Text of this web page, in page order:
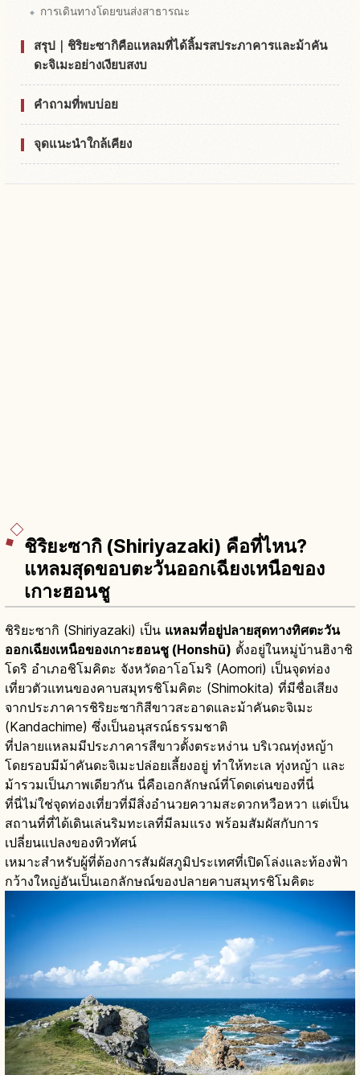
การเดินทางโดยขนส่งสาธารณะ
สรุป｜ชิริยะซากิคือแหลมที่ได้ลิ้มรสประภาคารและม้าคัน
ดะจิเมะอย่างเงียบสงบ
คำถามที่พบบ่อย
จุดแนะนำใกล้เคียง
ชิริยะซากิ (Shiriyazaki) คือที่ไหน?
แหลมสุดขอบตะวันออกเฉียงเหนือของ
เกาะฮอนชู
ชิริยะซากิ (Shiriyazaki) เป็น แหลมที่อยู่ปลายสุดทางทิศตะวัน
ออกเฉียงเหนือของเกาะฮอนชู (Honshū) ตั้งอยู่ในหมู่บ้านฮิงาชิ
โดริ อำเภอชิโมคิตะ จังหวัดอาโอโมริ (Aomori) เป็นจุดท่อง
เที่ยวตัวแทนของคาบสมุทรชิโมคิตะ (Shimokita) ที่มีชื่อเสียง
จากประภาคารชิริยะซากิสีขาวสะอาดและม้าคันดะจิเมะ
(Kandachime) ซึ่งเป็นอนุสรณ์ธรรมชาติ
ที่ปลายแหลมมีประภาคารสีขาวตั้งตระหง่าน บริเวณทุ่งหญ้า
โดยรอบมีม้าคันดะจิเมะปล่อยเลี้ยงอยู่ ทำให้ทะเล ทุ่งหญ้า และ
ม้ารวมเป็นภาพเดียวกัน นี่คือเอกลักษณ์ที่โดดเด่นของที่นี่
ที่นี่ไม่ใช่จุดท่องเที่ยวที่มีสิ่งอำนวยความสะดวกหวือหวา แต่เป็น
สถานที่ที่ได้เดินเล่นริมทะเลที่มีลมแรง พร้อมสัมผัสกับการ
เปลี่ยนแปลงของทิวทัศน์
เหมาะสำหรับผู้ที่ต้องการสัมผัสภูมิประเทศที่เปิดโล่งและท้องฟ้า
กว้างใหญ่อันเป็นเอกลักษณ์ของปลายคาบสมุทรชิโมคิตะ